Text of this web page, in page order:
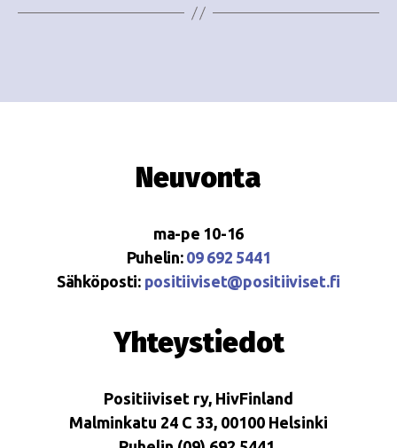
Neuvonta
ma-pe 10-16
Puhelin: 09 692 5441
Sähköposti: positiiviset@positiiviset.fi
Yhteystiedot
Positiiviset ry, HivFinland
Malminkatu 24 C 33, 00100 Helsinki